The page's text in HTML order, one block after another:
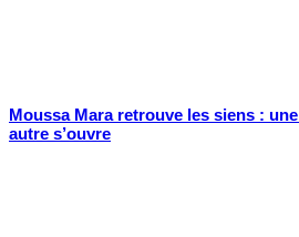
Moussa Mara retrouve les siens :
autre s’ouvre